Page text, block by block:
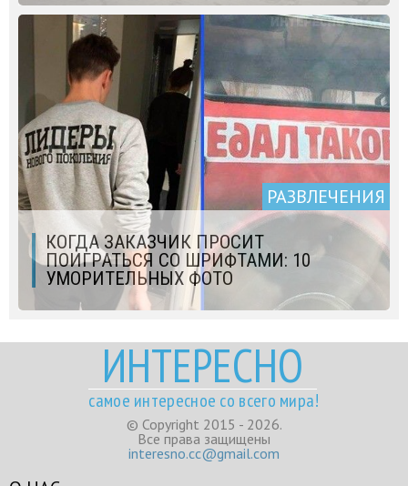
РАЗВЛЕЧЕНИЯ
КОГДА ЗАКАЗЧИК ПРОСИТ
ПОИГРАТЬСЯ СО ШРИФТАМИ: 10
УМОРИТЕЛЬНЫХ ФОТО
ИНТЕРЕСНО
самое интересное со всего мира!
© Copyright 2015 - 2026.
Все права защищены
interesno.cc@gmail.com